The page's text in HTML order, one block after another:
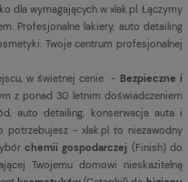
dla wymagających w xlak.pl. Łączymy
Profesjonalne lakiery, auto detailing
Twoje centrum profesjonalnej
w świetnej cenie - Bezpieczne i
z ponad 30 letnim doświadczeniem
auto detailing, konserwacja auta i
potrzebujesz - xlak.pl to niezawodny
chemii gospodarczej (Finish) do
Twojemu domowi nieskazitelną